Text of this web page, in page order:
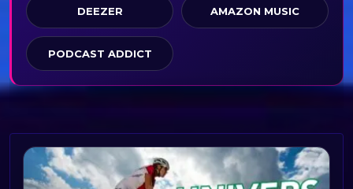
DEEZER AMAZON MUSIC
PODCAST ADDICT